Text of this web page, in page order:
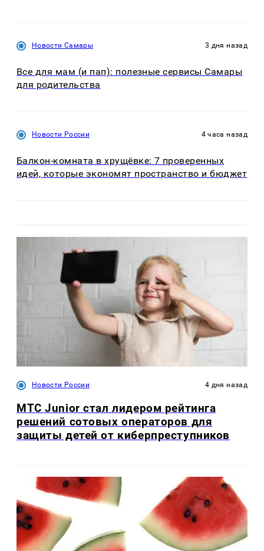
Новости Самары 3 дня назад
Все для мам (и пап): полезные сервисы Самары
для родительства
Новости России 4 часа назад
Балкон-комната в хрущёвке: 7 проверенных
идей, которые экономят пространство и бюджет
Новости России 4 дня назад
МТС Junior стал лидером рейтинга
решений сотовых операторов для
защиты детей от киберпреступников